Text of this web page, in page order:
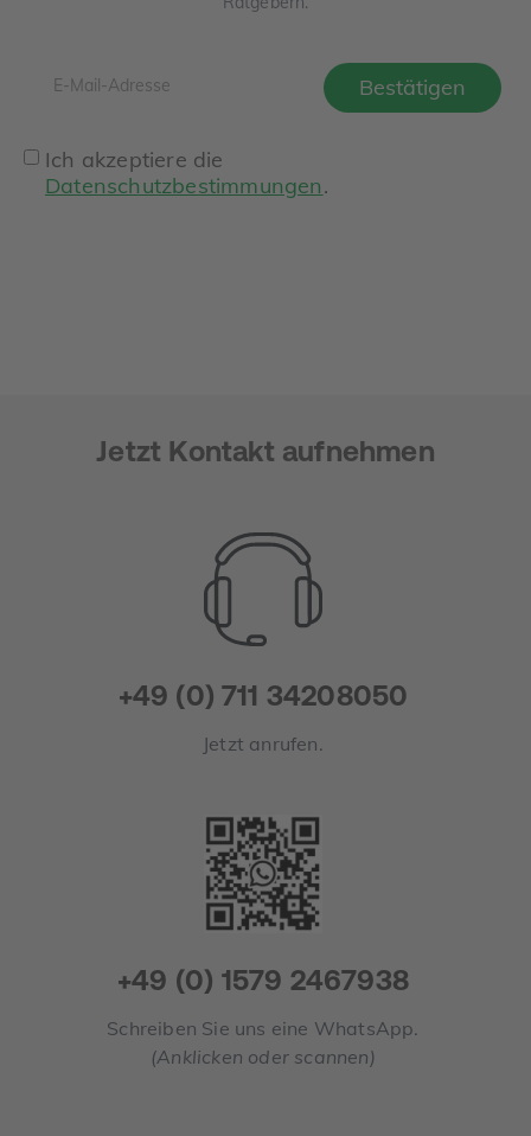
Ich akzeptiere die
Datenschutzbestimmungen.
Jetzt Kontakt aufnehmen
+49 (0) 711 34208050
Jetzt anrufen.
+49 (0) 1579 2467938
Schreiben Sie uns eine WhatsApp.
(Anklicken oder scannen)